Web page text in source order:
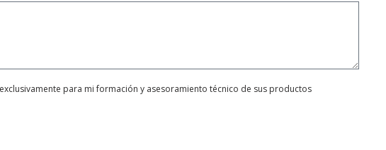
para mi formación y asesoramiento técnico de sus productos